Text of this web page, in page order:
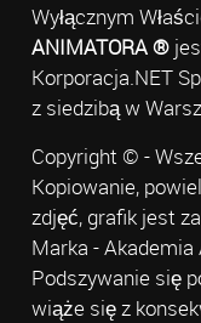
Wyłącznym
ANIMATORA ®
Korporacja.NET
z siedzibą w
Copyright © -
Kopiowanie,
zdjęć, grafik jest
Marka -
Podszywanie się
wiąże się z